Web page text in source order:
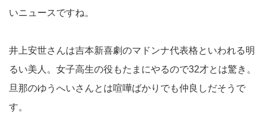
いニュースですね。
井上安世さんは吉本新喜劇のマドンナ代表格といわれる明
るい美人。女子高生の役もたまにやるので32才とは驚き。
旦那のゆうへいさんとは喧嘩ばかりでも仲良しだそうで
す。